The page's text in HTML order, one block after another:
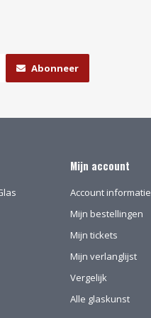
Abonneer
Mijn account
Account informatie
Mijn bestellingen
Mijn tickets
Mijn verlanglijst
Vergelijk
Alle glaskunst